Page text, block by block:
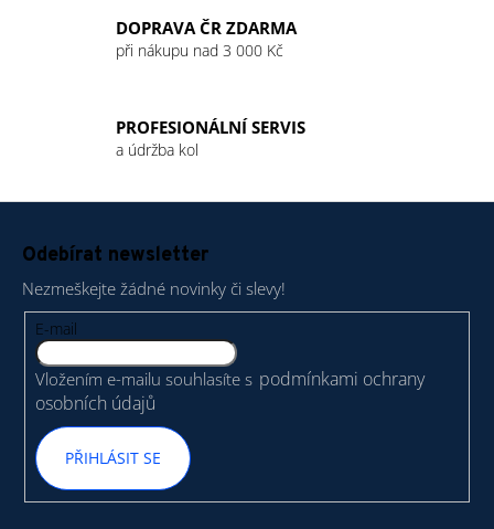
v
ý
p
s
u
DOPRAVA ČR ZDARMA
při nákupu nad 3 000 Kč
PROFESIONÁLNÍ SERVIS
a údržba kol
Odebírat newsletter
Nezmeškejte žádné novinky či slevy!
E-mail
Vložením e-mailu souhlasíte s podmínkami ochrany
osobních údajů
PŘIHLÁSIT SE